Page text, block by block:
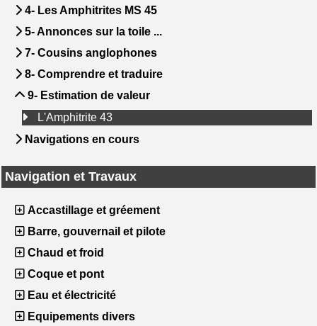
4- Les Amphitrites MS 45
5- Annonces sur la toile ...
7- Cousins anglophones
8- Comprendre et traduire
9- Estimation de valeur
L'Amphitrite 43
Navigations en cours
Navigation et Travaux
Accastillage et gréement
Barre, gouvernail et pilote
Chaud et froid
Coque et pont
Eau et électricité
Equipements divers